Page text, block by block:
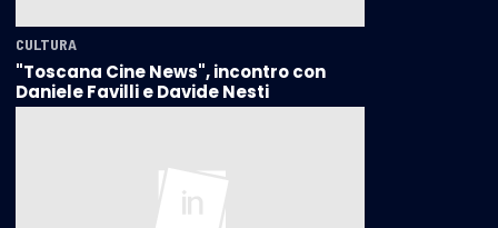
CULTURA
"Toscana Cine News", incontro con
Daniele Favilli e Davide Nesti